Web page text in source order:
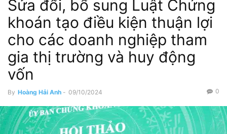
Sửa đổi, bổ sung Luật Chứng
khoán tạo điều kiện thuận lợi
cho các doanh nghiệp tham
gia thị trường và huy động
vốn
By Hoàng Hải Anh - 09/10/2024 0